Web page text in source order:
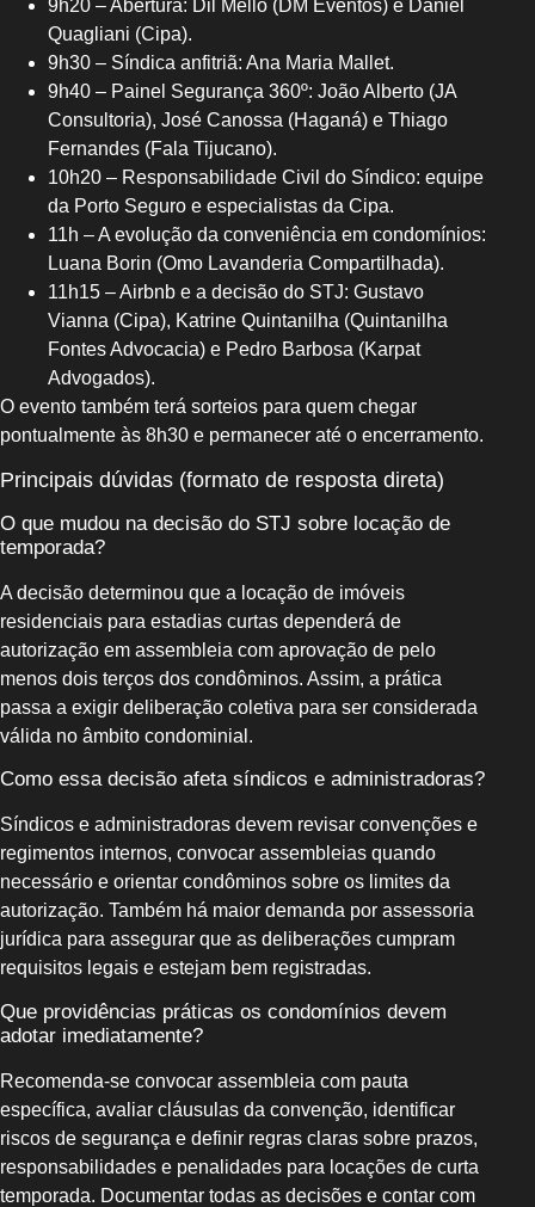
9h20 – Abertura: Dil Mello (DM Eventos) e Daniel
Quagliani (Cipa).
9h30 – Síndica anfitriã: Ana Maria Mallet.
9h40 – Painel Segurança 360º: João Alberto (JA
Consultoria), José Canossa (Haganá) e Thiago
Fernandes (Fala Tijucano).
10h20 – Responsabilidade Civil do Síndico: equipe
da Porto Seguro e especialistas da Cipa.
11h – A evolução da conveniência em condomínios:
Luana Borin (Omo Lavanderia Compartilhada).
11h15 – Airbnb e a decisão do STJ: Gustavo
Vianna (Cipa), Katrine Quintanilha (Quintanilha
Fontes Advocacia) e Pedro Barbosa (Karpat
Advogados).
O evento também terá sorteios para quem chegar
pontualmente às 8h30 e permanecer até o encerramento.
Principais dúvidas (formato de resposta direta)
O que mudou na decisão do STJ sobre locação de
temporada?
A decisão determinou que a locação de imóveis
residenciais para estadias curtas dependerá de
autorização em assembleia com aprovação de pelo
menos dois terços dos condôminos. Assim, a prática
passa a exigir deliberação coletiva para ser considerada
válida no âmbito condominial.
Como essa decisão afeta síndicos e administradoras?
Síndicos e administradoras devem revisar convenções e
regimentos internos, convocar assembleias quando
necessário e orientar condôminos sobre os limites da
autorização. Também há maior demanda por assessoria
jurídica para assegurar que as deliberações cumpram
requisitos legais e estejam bem registradas.
Que providências práticas os condomínios devem
adotar imediatamente?
Recomenda‑se convocar assembleia com pauta
específica, avaliar cláusulas da convenção, identificar
riscos de segurança e definir regras claras sobre prazos,
responsabilidades e penalidades para locações de curta
temporada. Documentar todas as decisões e contar com